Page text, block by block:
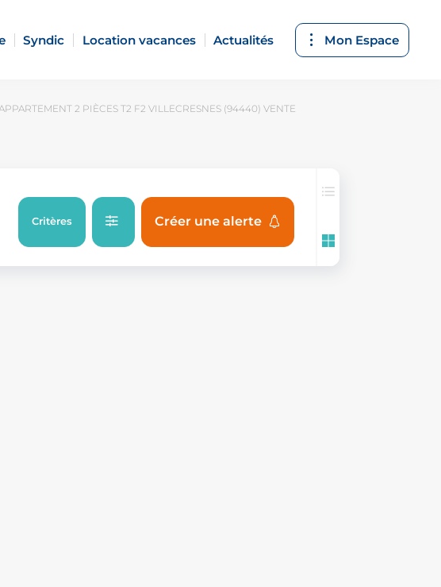
Syndic Location vacances Actualités Mon Espace
2 PIÈCES T2 F2 VILLECRESNES (94440) VENTE
Critères Créer une alerte